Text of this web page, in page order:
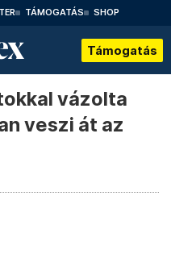
TÁMOGATÁS SHOP
Támogatás
vázolta
veszi át az